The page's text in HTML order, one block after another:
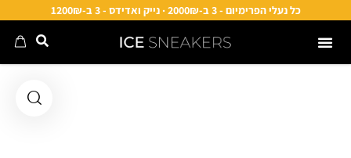
כל נעלי הפרימיום - 3 ב-2000₪ · נייק ואדידס - 3 ב-1200₪